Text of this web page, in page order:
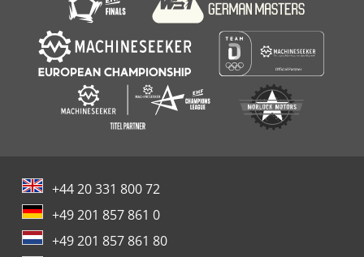
+44 20 331 800 72
+49 201 857 861 0
+49 201 857 861 80